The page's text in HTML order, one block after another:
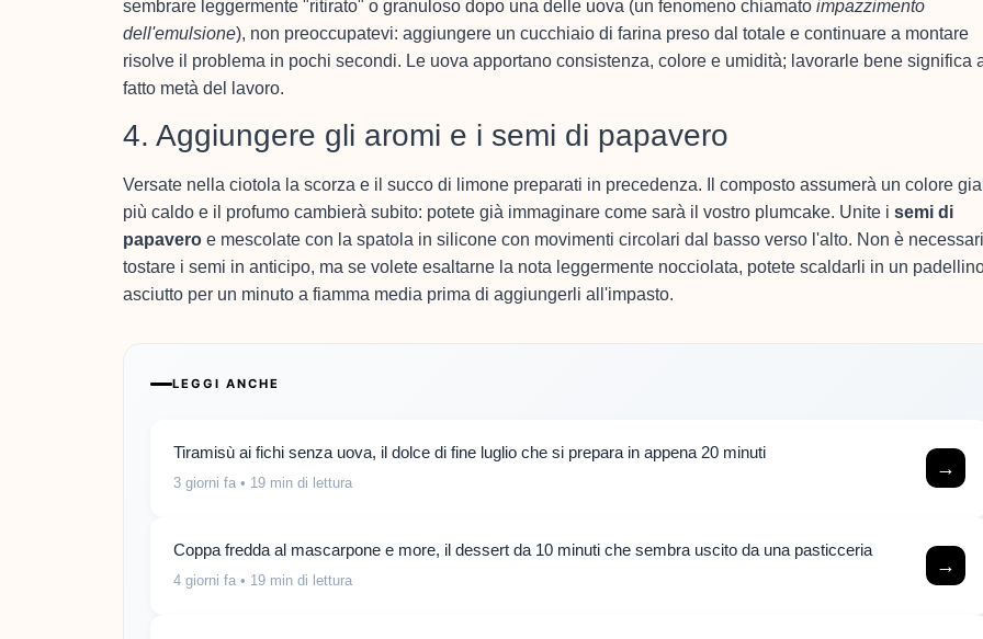
sembrare leggermente "ritirato" o granuloso dopo una delle uova (un fenomeno chiamato impazzimento
dell'emulsione), non preoccupatevi: aggiungere un cucchiaio di farina preso dal totale e continuare a montare
risolve il problema in pochi secondi. Le uova apportano consistenza, colore e umidità; lavorarle bene significa
fatto metà del lavoro.
4. Aggiungere gli aromi e i semi di papavero
Versate nella ciotola la scorza e il succo di limone preparati in precedenza. Il composto assumerà un colore
più caldo e il profumo cambierà subito: potete già immaginare come sarà il vostro plumcake. Unite i semi di
papavero e mescolate con la spatola in silicone con movimenti circolari dal basso verso l'alto. Non è
tostare i semi in anticipo, ma se volete esaltarne la nota leggermente nocciolata, potete scaldarli in un
asciutto per un minuto a fiamma media prima di aggiungerli all'impasto.
LEGGI ANCHE
Tiramisù ai fichi senza uova, il dolce di fine luglio che si prepara in appena 20 minuti
3 giorni fa • 19 min di lettura
→
Coppa fredda al mascarpone e more, il dessert da 10 minuti che sembra uscito da una pasticceria
4 giorni fa • 19 min di lettura
→